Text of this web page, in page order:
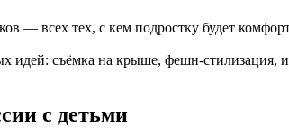
— всех тех, с кем подростку будет
съёмка на крыше, фешн-стилизация,
с детьми